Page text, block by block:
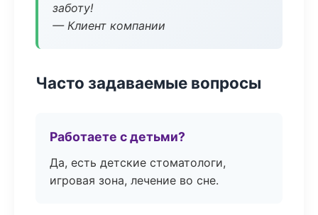
заботу!
— Клиент компании
Часто задаваемые вопросы
Работаете с детьми?
Да, есть детские стоматологи,
игровая зона, лечение во сне.